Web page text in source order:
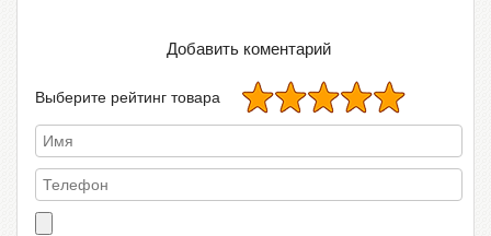
Добавить коментарий
Выберите рейтинг товара